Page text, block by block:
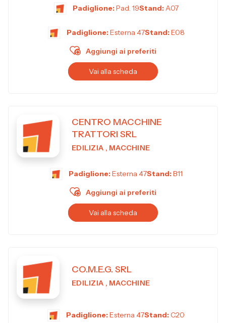
Padiglione:Pad. 19Stand:A07
Padiglione:Esterna 47Stand:E08
Aggiungi ai preferiti
Vai alla scheda
CENTRO MACCHINE
TRATTORI SRL
EDILIZIA , MACCHINE
Padiglione:Esterna 47Stand:B11
Aggiungi ai preferiti
Vai alla scheda
CO.M.E.G. SRL
EDILIZIA , MACCHINE
Padiglione:Esterna 47Stand:C20